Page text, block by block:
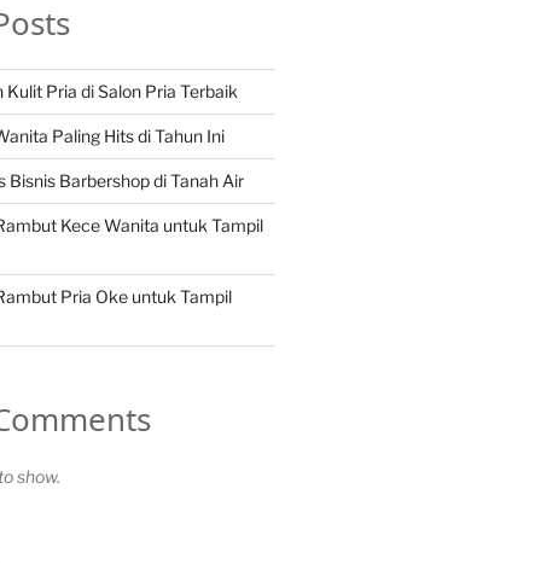
Pria di Salon Pria Terbaik
Paling Hits di Tahun Ini
Bisnis Barbershop di Tanah Air
Kece Wanita untuk Tampil
Pria Oke untuk Tampil
show.